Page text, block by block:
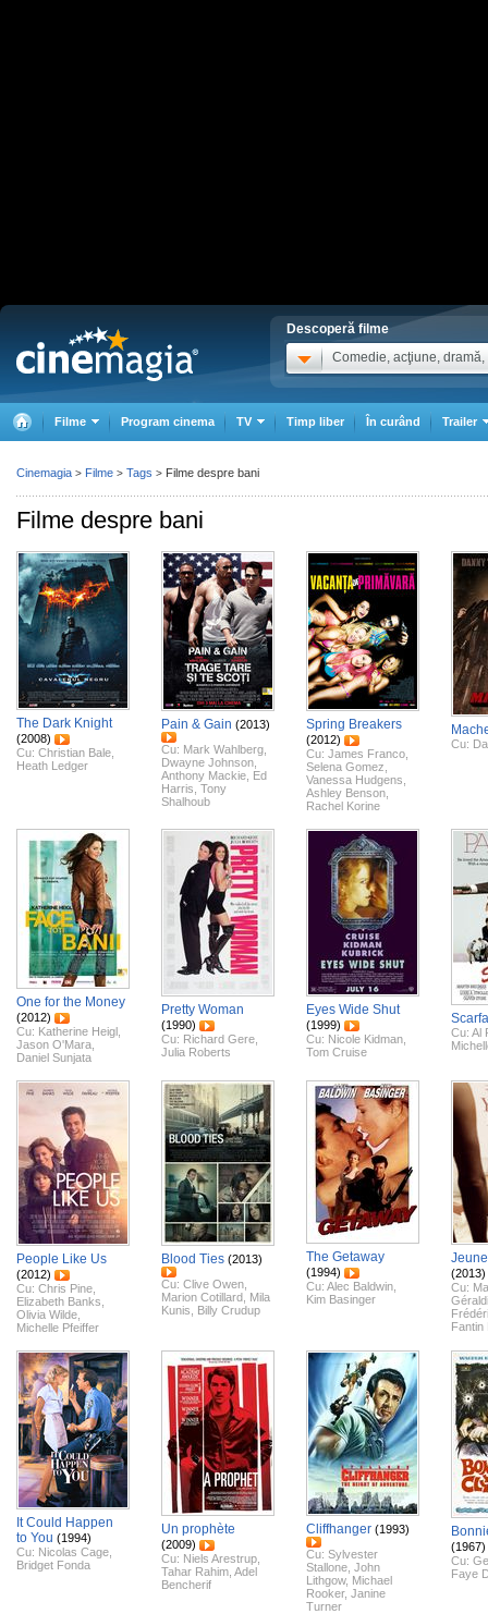
Descoperă filme
Comedie, acţiune, dramă,
Filme Program cinema TV Timp liber În curând Trailer
Filme despre bani
The Dark Knight
(2008)
Cu: Christian Bale
Heath Ledger
Pain & Gain (2013)
Cu: Mark Wahlberg
Dwayne Johnson
Anthony Mackie Ed
Harris Tony
Shalhoub
Spring Breakers
(2012)
Cu: James Franco
Selena Gomez
Vanessa Hudgens
Ashley Benson
Rachel Korine
Cu:
One for the Money
(2012)
Cu: Katherine Heigl
Jason O'Mara
Daniel Sunjata
Pretty Woman
(1990)
Cu: Richard Gere
Julia Roberts
Eyes Wide Shut
(1999)
Cu: Nicole Kidman
Tom Cruise
Cu: Al
People Like Us
(2012)
Cu: Chris Pine
Elizabeth Banks
Olivia Wilde
Michelle Pfeiffer
Blood Ties (2013)
Cu: Clive Owen
Marion Cotillard Mila
Kunis
Billy Crudup
The Getaway
(1994)
Cu: Alec Baldwin
Kim Basinger
(2013)
Cu:
Fantin
It Could Happen
to You (1994)
Cu: Nicolas Cage
Bridget Fonda
Un prophète
(2009)
Cu: Niels Arestrup
Tahar Rahim Adel
Bencherif
Cliffhanger (1993)
Cu: Sylvester
Stallone John
Lithgow, Michael
Rooker, Janine
Turner
(1967)
Cu:
Faye
Cinemagia > Filme > Tags > Filme despre bani